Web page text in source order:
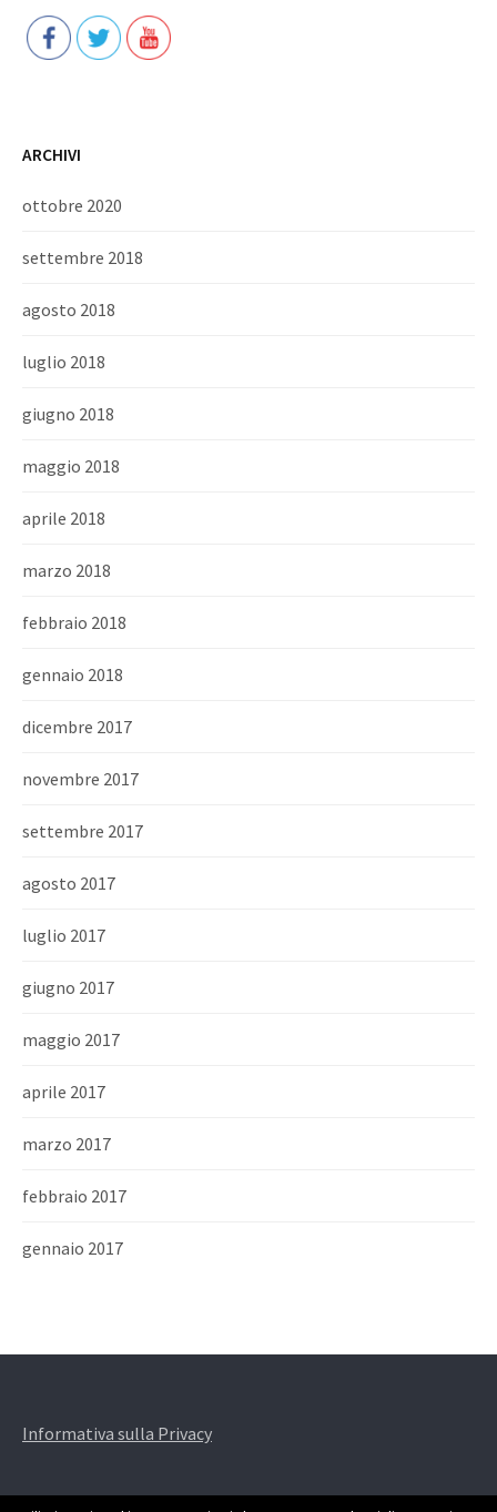
ARCHIVI
ottobre 2020
settembre 2018
agosto 2018
luglio 2018
giugno 2018
maggio 2018
aprile 2018
marzo 2018
febbraio 2018
gennaio 2018
dicembre 2017
novembre 2017
settembre 2017
agosto 2017
luglio 2017
giugno 2017
maggio 2017
aprile 2017
marzo 2017
febbraio 2017
gennaio 2017
Informativa sulla Privacy